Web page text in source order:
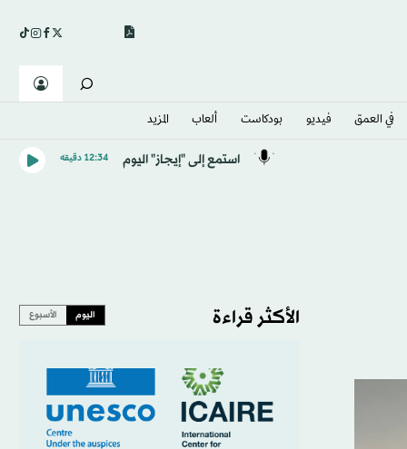
في العمق فيديو بودكاست ألعاب المزيد
استمع إلى "إيجاز" اليوم 12:34 دقيقه
الأكثر قراءة اليوم الأسبوع